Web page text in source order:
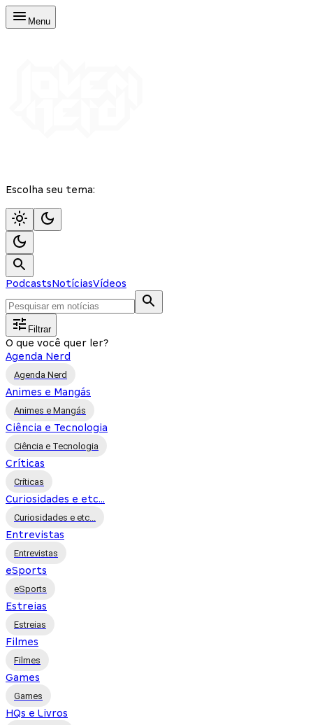
Menu
Escolha seu tema:
PodcastsNotíciasVídeos
Filtrar
O que você quer ler?
Agenda Nerd
Agenda Nerd
Animes e Mangás
Animes e Mangás
Ciência e Tecnologia
Ciência e Tecnologia
Críticas
Críticas
Curiosidades e etc...
Curiosidades e etc...
Entrevistas
Entrevistas
eSports
eSports
Estreias
Estreias
Filmes
Filmes
Games
Games
HQs e Livros